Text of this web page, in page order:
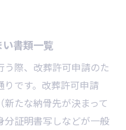
書類一覧
際、改葬許可申請のた
です。改葬許可申請
たな納骨先が決まって
分証明書写しなどが一般